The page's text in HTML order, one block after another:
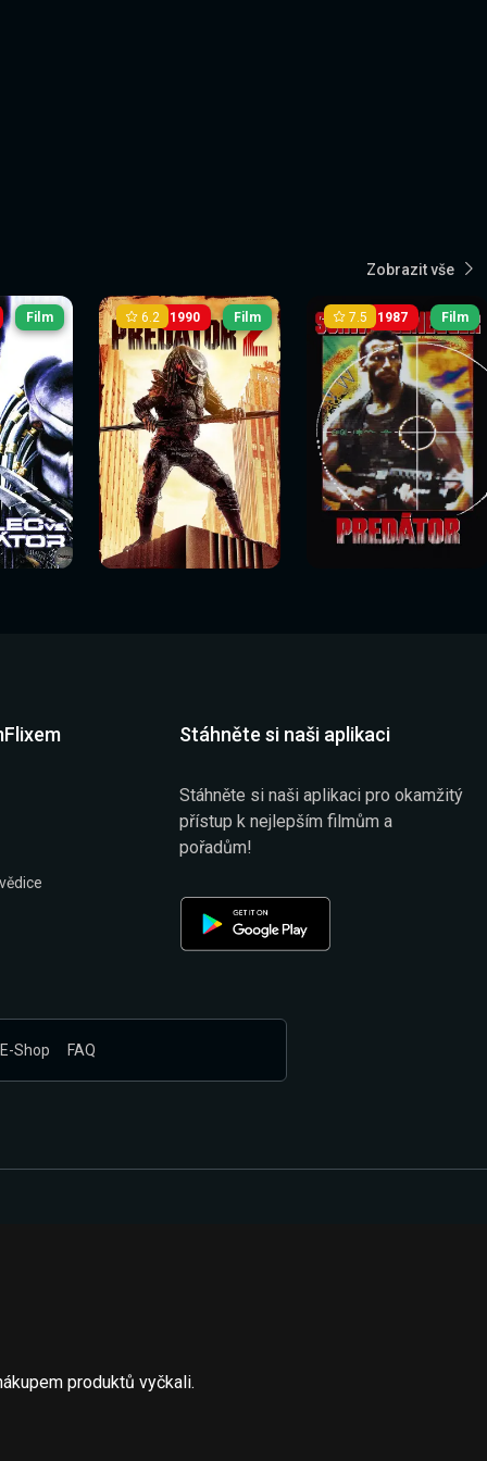
Zobrazit vše
Film 1990
Sledovat
nyní
6.2 Film
Sledovat nyní
1987
Sledovat
7.5 Film
Stáhněte si naši aplikaci
Stáhněte si naši aplikaci pro okamžitý
přístup k nejlepším filmům a
pořadům!
E-Shop FAQ
produktů vyčkali.